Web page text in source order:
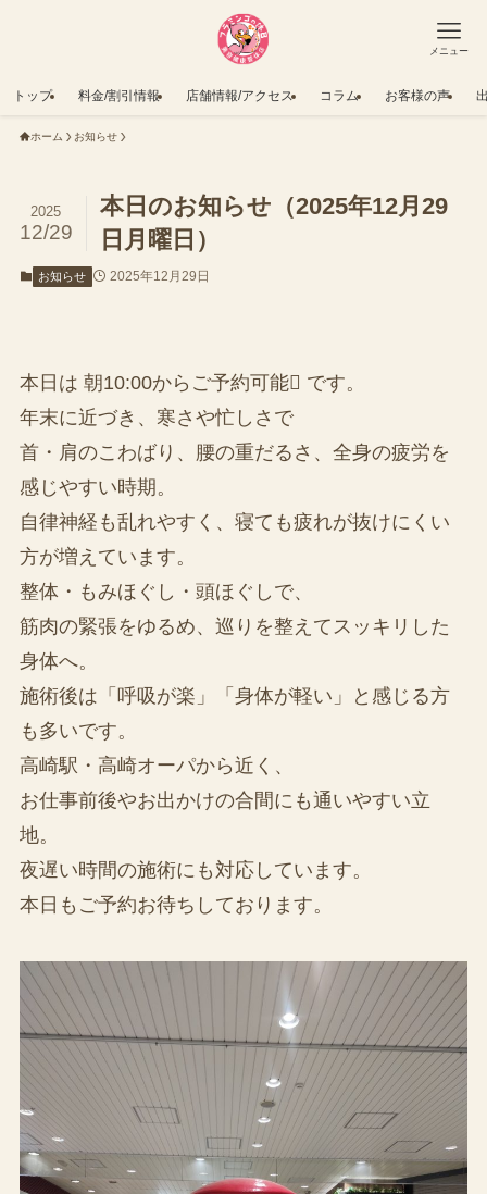
メニュー
トップ 料金/割引情報 店舗情報/アクセス コラム お客様の声
ホーム お知らせ
本日のお知らせ（2025年12月29
日月曜日）
2025
12/29
お知らせ 2025年12月29日
本日は 朝10:00からご予約可能 です。
年末に近づき、寒さや忙しさで
首・肩のこわばり、腰の重だるさ、全身の疲労を
感じやすい時期。
自律神経も乱れやすく、寝ても疲れが抜けにくい
方が増えています。
整体・もみほぐし・頭ほぐしで、
筋肉の緊張をゆるめ、巡りを整えてスッキリした
身体へ。
施術後は「呼吸が楽」「身体が軽い」と感じる方
も多いです。
高崎駅・高崎オーパから近く、
お仕事前後やお出かけの合間にも通いやすい立
地。
夜遅い時間の施術にも対応しています。
本日もご予約お待ちしております。